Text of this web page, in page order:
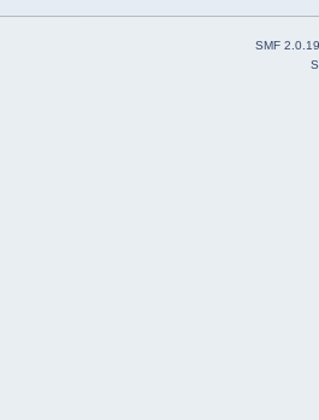
SMF 2.0.19